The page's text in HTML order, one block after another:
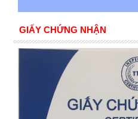
GIẤY CHỨNG NHẬN